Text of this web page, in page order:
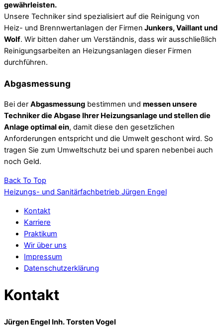
gewährleisten.
Unsere Techniker sind spezialisiert auf die Reinigung von
Heiz- und Brennwertanlagen der Firmen Junkers, Vaillant und
Wolf. Wir bitten daher um Verständnis, dass wir ausschließlich
Reinigungsarbeiten an Heizungsanlagen dieser Firmen
durchführen.
Abgasmessung
Bei der Abgasmessung bestimmen und messen unsere
Techniker die Abgase Ihrer Heizungsanlage und stellen die
Anlage optimal ein, damit diese den gesetzlichen
Anforderungen entspricht und die Umwelt geschont wird. So
tragen Sie zum Umweltschutz bei und sparen nebenbei auch
noch Geld.
Back To Top
Heizungs- und Sanitärfachbetrieb Jürgen Engel
Kontakt
Karriere
Praktikum
Wir über uns
Impressum
Datenschutzerklärung
Kontakt
Jürgen Engel Inh. Torsten Vogel